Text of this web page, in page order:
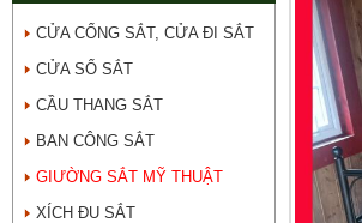
CỬA CỔNG SẮT, CỬA ĐI SẮT
CỬA SỔ SẮT
CẦU THANG SẮT
BAN CÔNG SẮT
GIƯỜNG SẮT MỸ THUẬT
XÍCH ĐU SẮT